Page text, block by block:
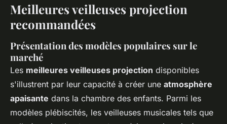
Meilleures veilleuses projection
recommandées
Présentation des modèles populaires sur le
marché
Les meilleures veilleuses projection disponibles
s'illustrent par leur capacité à créer une atmosphère
apaisante dans la chambre des enfants. Parmi les
modèles plébiscités, les veilleuses musicales tels que